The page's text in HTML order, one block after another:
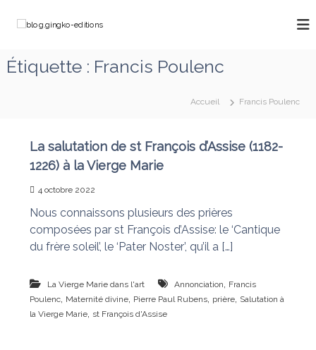
g
n
g
-
e
d
i
o
m
i
v
e
r
i
q
d
é
f
Étiquette : Francis Poulenc
Accueil Francis Poulenc
La salutation de st François d’Assise (1182-
1226) à la Vierge Marie
4 octobre 2022
Nous connaissons plusieurs des prières
composées par st François d’Assise: le ‘Cantique
du frère soleil’, le ‘Pater Noster’, qu’il a […]
La Vierge Marie dans l'art Annonciation
Francis
Poulenc, Maternité divine, Pierre Paul Rubens, prière, Salutation à
la Vierge Marie, st François d'Assise